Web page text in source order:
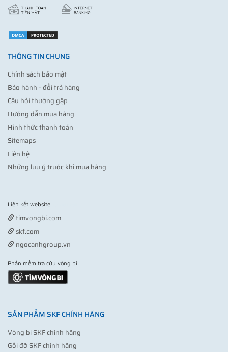
THÔNG TIN CHUNG
Chính sách bảo mật
Bảo hành - đổi trả hàng
Câu hỏi thường gặp
Hướng dẫn mua hàng
Hình thức thanh toán
Sitemaps
Liên hệ
Những lưu ý trước khi mua hàng
Liên kết website
timvongbi.com
skf.com
ngocanhgroup.vn
Phần mềm tra cứu vòng bi
SẢN PHẨM SKF CHÍNH HÃNG
Vòng bi SKF chính hãng
Gối đỡ SKF chính hãng